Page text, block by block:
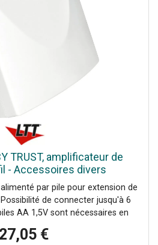
TRUST, amplificateur de
- Accessoires divers
par pile pour extension de
de connecter jusqu'à 6
AA 1,5V sont nécessaires en
Matière: plastique, Classe de
27,05 €